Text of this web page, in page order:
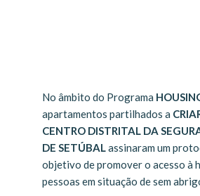
No âmbito do Programa
apartamentos partilhados a
CENTRO DISTRITAL DA
DE SETÚBALassinaram um
objetivo de promover o acesso à
pessoas em situação de sem